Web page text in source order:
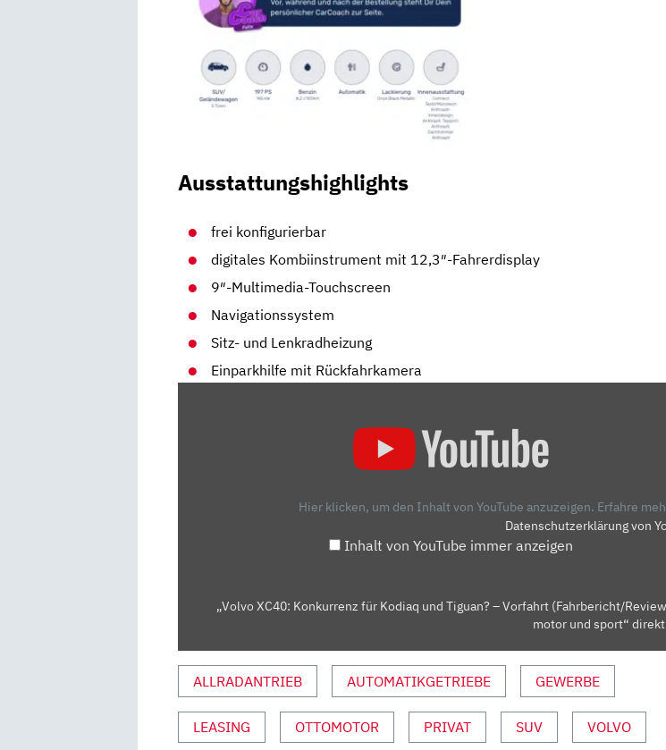
Ausstattungshighlights
frei konfigurierbar
digitales Kombiinstrument mit 12,3″-Fahrerdisplay
9″-Multimedia-Touchscreen
Navigationssystem
Sitz- und Lenkradheizung
Einparkhilfe mit Rückfahrkamera
MOTOR
UND
SPORT“
VON
YOUTUBE
Hier klicken, um den Inhalt von YouTube anzuzeigen. Erfahre
Datenschutzerklärung von
Inhalt von YouTube immer anzeigen
„Volvo XC40: Konkurrenz für Kodiaq und Tiguan? – Vorfahrt (Fahrbericht/
motor und sport“
ALLRADANTRIEB AUTOMATIKGETRIEBE GEWERBE
LEASING OTTOMOTOR PRIVAT SUV VOLVO